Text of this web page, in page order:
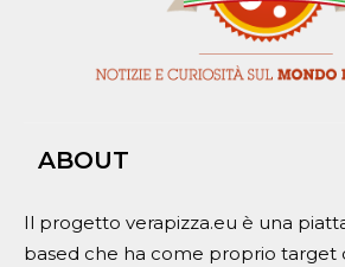
ABOUT
Il progetto verapizza.eu è una
based che ha come proprio target